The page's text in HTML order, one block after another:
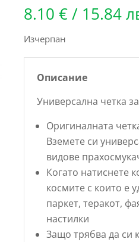
8.10 €/ 15.84
Изчерпан
Описание
Универсална четка
Оригиналната
Вземете си
видове
Когато натиснете
космите с които е
паркет, теракот,
настилки
Защо трябва да си